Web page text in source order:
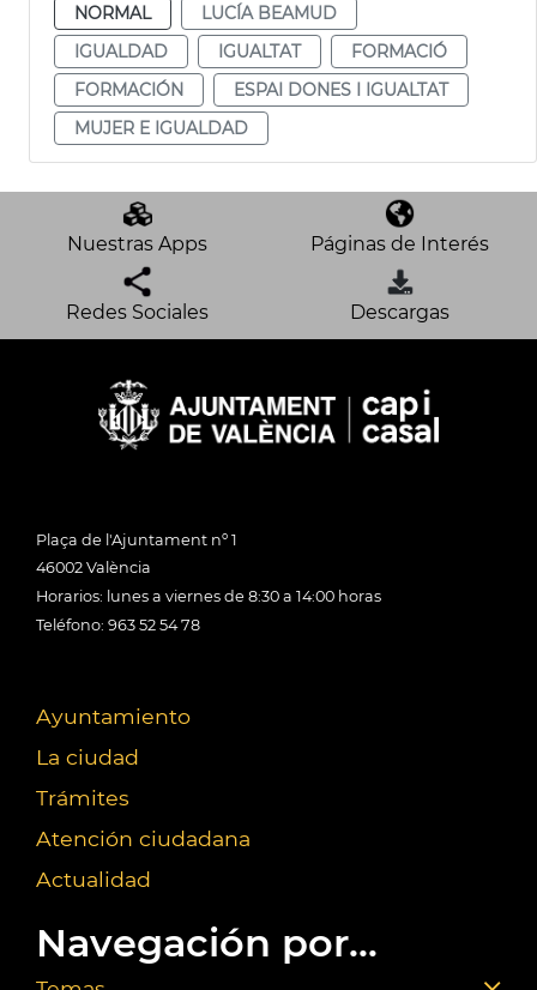
NORMAL
LUCÍA BEAMUD
IGUALDAD
IGUALTAT
FORMACIÓ
FORMACIÓN
ESPAI DONES I IGUALTAT
MUJER E IGUALDAD
Nuestras Apps Páginas de Interés
Redes Sociales Descargas
Plaça de l'Ajuntament nº 1
46002 València
Horarios: lunes a viernes de 8:30 a 14:00 horas
Teléfono: 963 52 54 78
Ayuntamiento
La ciudad
Trámites
Atención ciudadana
Actualidad
Navegación por...